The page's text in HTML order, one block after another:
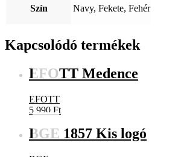
Szín Navy, Fekete, Fehér
Kapcsolódó termékek
EFOTT Medence
EFOTT
5 990 Ft
BGE 1857 Kis logó